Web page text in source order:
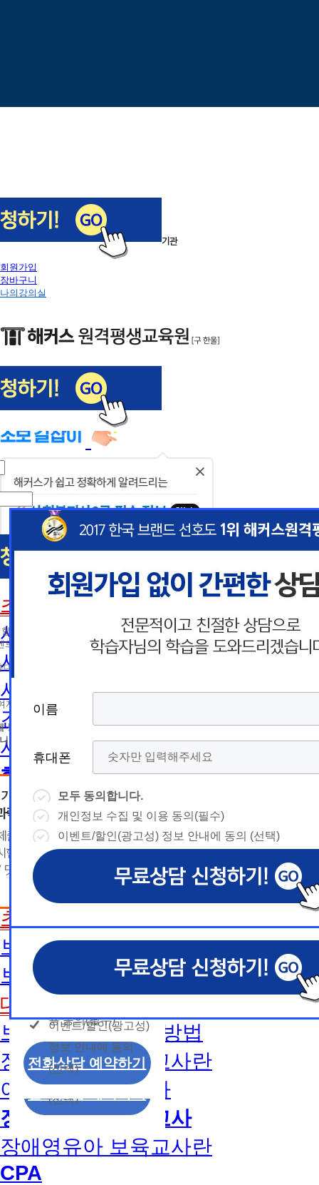
이전
다음
1/5
회원가입
장바구니
나의강의실
해커스편입
사회복지사1급
사회복지사
초보길잡이
사회복지사란
사회복지사2급 취득방법
사회복지사1급 취득방법
건강가정사
사회복지학사/전문학사
한국어교원
한국어교원이란
한국어교원 취득방법
해외취업전망
보육교사
초보길잡이
보육교사란
보육교사2급 취득방법
대면수업일정
보육교사1급 취득방법
장애영유아 보육교사란
아동학사/전문학사
장애영유아 보육교사
장애영유아 보육교사란
CPA
폰
* 날짜입력 키보드 사용법
- page up/down 키 = 다음달/이전
- ctrl+ 방향키 좌,우, 위, 아래 = 날
짜선택
날짜선택
날
선
예
간
상담내용(필수)
수강신청
문의
상담 희망내용 (선택)
개인정보 수집/이용
동의
개인정보 수집 및 이
용 동의(필수)
이벤트/할인(광고성)
정보 안내에 동의
(선택)
폰
* 날짜입력 키보드 사용법
- page up/down 키 = 다음달/이전
- ctrl+ 방향키 좌,우, 위, 아래 = 날
짜선택
전달
- ctrl+ 방향키 좌,우, 위, 아래 =
날짜선택
날
짜
예
상담내용(필수)
수강신청
문의
모두 동의합니다.
개인정보 수집 및 이
용 동의(필수)
이벤트/할인(광고성)
정보 안내에 동의
(선택)
전화상담 예약하기
이름
휴대폰
모두 동의합니다.
개인정보 수집 및 이용 동의(필수)
이벤트/할인(광고성) 정보 안내에 동의 (선택)
◆ 개인정보 수집 · 이용 동의
1. 개인정보 수집·이용 목적
1) 무료상담 진행 및 문의 사항 응대, 동일·후속 문의에 대한
제공, 상담 이력 관리 및 상담 관련 분쟁·민원 처리
2) 광고성 정보 수신에 별도 동의한 자에 한하여
격평생교육원을 비롯한 해커스 교육그룹의 새로
신상품이나 이벤트, 최신 정보 안내 등 신청자의
는 최적의 서비스를 제공하기 위함.
(해커스교육그룹: 해커스인강, 해커스프랩, 해커스톡, 해커스
커스일본어, 해커스잡, 해커스금융, 해커스임용, 해커스공무
찰, 해커스소방, 해커스공인중개사, 해커스주택관리사, 해커
2. (필수)이름, 휴대폰번호, 상담내용
(선택) 제출된 상담 문의 내용, 전화상담 과정에서 이용자가
3. 개인정보 보유/이용 기간: 법령상 정하는 경우
고는 회원탈퇴 시까지 이용 및 보관합니다. 단, 비
나 상담 시로부터 3년 이내 탈퇴하는 자의 경우, 소
만 또는 분쟁처리를 위해 3년간 보관합니다.
이름
휴대폰
모두 동의합니다.
개인정보 수집 및 이용 동의(필수)
이벤트/할인(광고성) 정보 안내에 동의 (선택)
◆ 개인정보 수집 · 이용 동의
1. 개인정보 수집·이용 목적
1) 무료상담 진행 및 문의 사항 응대, 동일·후속 문의에 대한
제공, 상담 이력 관리 및 상담 관련 분쟁·민원 처리
2) 광고성 정보 수신에 별도 동의한 자에 한하여
격평생교육원을 비롯한 해커스 교육그룹의 새로
신상품이나 이벤트, 최신 정보 안내 등 신청자의
는 최적의 서비스를 제공하기 위함.
(해커스교육그룹: 해커스인강, 해커스프랩, 해커스톡, 해커스
커스일본어, 해커스잡, 해커스금융, 해커스임용, 해커스공무
찰, 해커스소방, 해커스공인중개사, 해커스주택관리사, 해커
2. (필수)이름, 휴대폰번호, 상담내용
(선택) 제출된 상담 문의 내용, 전화상담 과정에서 이용자가
3. 개인정보 보유/이용 기간: 법령상 정하는 경우
고는 회원탈퇴 시까지 이용 및 보관합니다. 단, 비
나 상담 시로부터 3년 이내 탈퇴하는 자의 경우, 소
만 또는 분쟁처리를 위해 3년간 보관합니다.
이름
휴대폰
모두 동의합니다.
개인정보 수집 및 이용 동의(필수)
이벤트/할인(광고성) 정보 안내에 동의 (선택)
◆ 개인정보 수집 · 이용 동의
1. 개인정보 수집·이용 목적
1) 무료상담 진행 및 문의 사항 응대, 동일·후속 문의에 대한
제공, 상담 이력 관리 및 상담 관련 분쟁·민원 처리
2) 광고성 정보 수신에 별도 동의한 자에 한하여
격평생교육원을 비롯한 해커스 교육그룹의 새로
신상품이나 이벤트, 최신 정보 안내 등 신청자의
는 최적의 서비스를 제공하기 위함.
(해커스교육그룹: 해커스인강, 해커스프랩, 해커스톡, 해커스
커스일본어, 해커스잡, 해커스금융, 해커스임용, 해커스공무
찰, 해커스소방, 해커스공인중개사, 해커스주택관리사, 해커
2. (필수)이름, 휴대폰번호, 상담내용
(선택) 제출된 상담 문의 내용, 전화상담 과정에서 이용자가
3. 개인정보 보유/이용 기간: 법령상 정하는 경우
고는 회원탈퇴 시까지 이용 및 보관합니다. 단, 비
나 상담 시로부터 3년 이내 탈퇴하는 자의 경우, 소
만 또는 분쟁처리를 위해 3년간 보관합니다.
이름
휴대폰
모두 동의합니다.
개인정보 수집 및 이용 동의(필수)
이벤트/할인(광고성) 정보 안내에 동의 (선택)
인혜택 제공
등 광고성 정보 제공, 통계자료 활용
폰 번호
의 해지나 개인정보 삭제요청 시까지
동의하지 않을 수 있습니다.
다.